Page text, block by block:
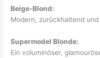
Beige-Blond:
Modern, zurückhaltend
Supermodel Blonde:
Ein voluminöser,